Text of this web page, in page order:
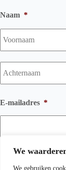
We
We gebruiken
Naam *
E-mailadres *